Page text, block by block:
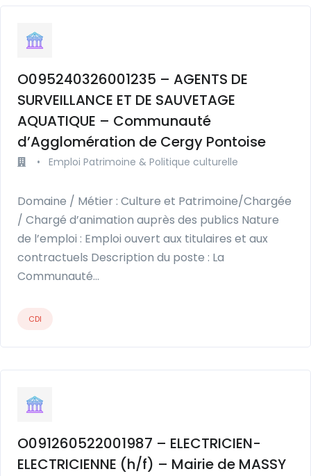
O095240326001235 – AGENTS DE
SURVEILLANCE ET DE SAUVETAGE
AQUATIQUE – Communauté
d’Agglomération de Cergy Pontoise
• Emploi Patrimoine & Politique culturelle
Domaine / Métier : Culture et Patrimoine/Chargée
/ Chargé d’animation auprès des publics Nature
de l’emploi : Emploi ouvert aux titulaires et aux
contractuels Description du poste : La
Communauté…
CDI
O091260522001987 – ELECTRICIEN-
ELECTRICIENNE (h/f) – Mairie de MASSY